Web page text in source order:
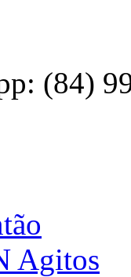
(84)
Agitos